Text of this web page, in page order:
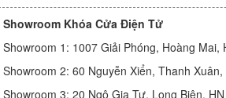
Showroom Khóa Cửa Điện Tử
Showroom 1: 1007 Giải Phóng, Hoàng Mai,
Showroom 2: 60 Nguyễn Xiển, Thanh Xuân,
Showroom 3: 20 Ngô Gia Tự, Long Biên, HN